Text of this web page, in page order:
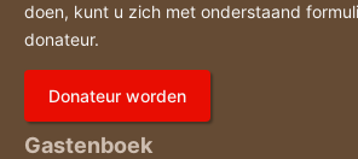
doen, kunt u zich met onderstaand
donateur.
Donateur worden
Gastenboek